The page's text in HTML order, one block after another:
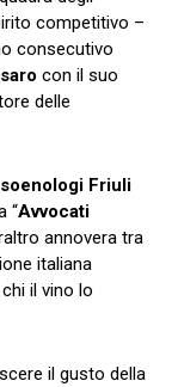
competitivo –
consecutivo
con il suo
delle
Friuli
“Avvocati
annovera tra
italiana
il vino lo
il gusto della